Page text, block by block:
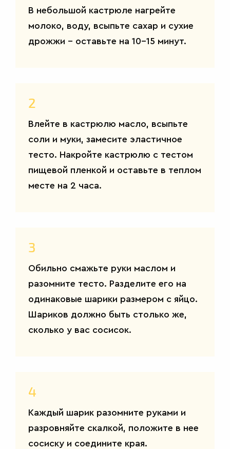
САЛАТЫ
В небольшой кастрюле нагрейте
молоко, воду, всыпьте сахар и сухие
дрожжи – оставьте на 10-15 минут.
2
Влейте в кастрюлю масло, всыпьте
соли и муки, замесите эластичное
тесто. Накройте кастрюлю с тестом
пищевой пленкой и оставьте в теплом
месте на 2 часа.
3
Обильно смажьте руки маслом и
разомните тесто. Разделите его на
одинаковые шарики размером с яйцо.
Шариков должно быть столько же,
сколько у вас сосисок.
4
Каждый шарик разомните руками и
разровняйте скалкой, положите в нее
сосиску и соедините края.